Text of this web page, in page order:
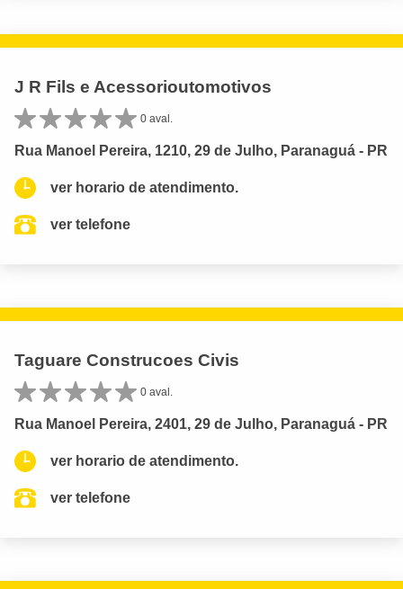
J R Fils e Acessorioutomotivos
0 aval.
Rua Manoel Pereira, 1210, 29 de Julho, Paranaguá - PR
ver horario de atendimento.
ver telefone
Taguare Construcoes Civis
0 aval.
Rua Manoel Pereira, 2401, 29 de Julho, Paranaguá - PR
ver horario de atendimento.
ver telefone